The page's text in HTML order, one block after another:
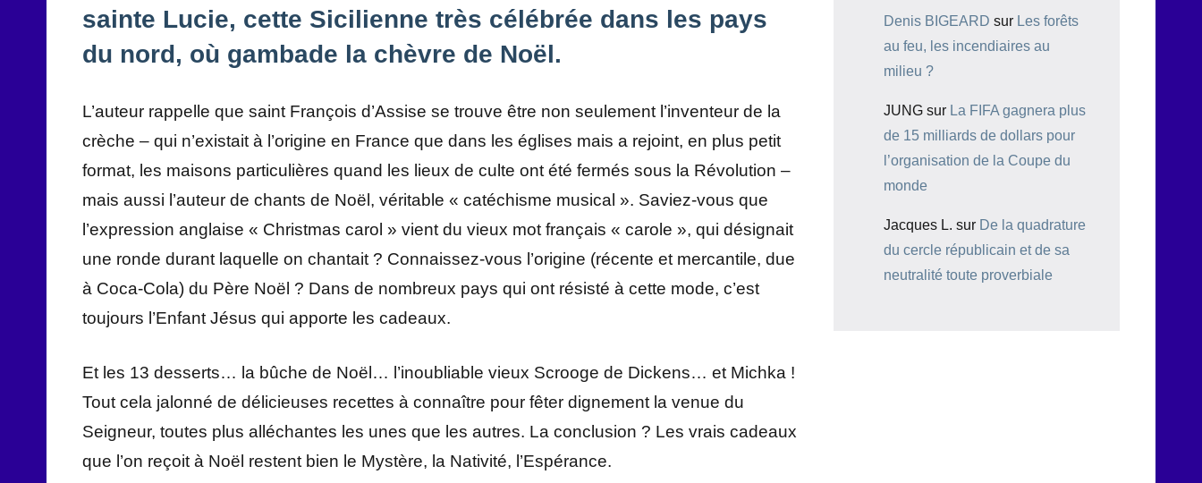
sainte Lucie, cette Sicilienne très célébrée dans les pays
du nord, où gambade la chèvre de Noël.
L’auteur rappelle que saint François d’Assise se trouve être non seulement l’inventeur de la
crèche – qui n’existait à l’origine en France que dans les églises mais a rejoint, en plus petit
format, les maisons particulières quand les lieux de culte ont été fermés sous la Révolution –
mais aussi l’auteur de chants de Noël, véritable « catéchisme musical ». Saviez-vous que
l’expression anglaise « Christmas carol » vient du vieux mot français « carole », qui désignait
une ronde durant laquelle on chantait ? Connaissez-vous l’origine (récente et mercantile, due
à Coca-Cola) du Père Noël ? Dans de nombreux pays qui ont résisté à cette mode, c’est
toujours l’Enfant Jésus qui apporte les cadeaux.
Et les 13 desserts… la bûche de Noël… l’inoubliable vieux Scrooge de Dickens… et Michka !
Tout cela jalonné de délicieuses recettes à connaître pour fêter dignement la venue du
Seigneur, toutes plus alléchantes les unes que les autres. La conclusion ? Les vrais cadeaux
que l’on reçoit à Noël restent bien le Mystère, la Nativité, l’Espérance.
Denis BIGEARD sur Les forêts
au feu, les incendiaires au
milieu ?
JUNG sur La FIFA gagnera plus
de 15 milliards de dollars pour
l’organisation de la Coupe du
monde
Jacques L. sur De la quadrature
du cercle républicain et de sa
neutralité toute proverbiale